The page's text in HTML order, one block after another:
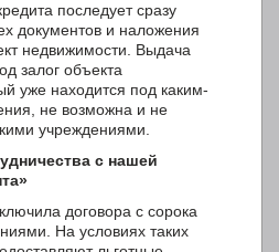
последует сразу
документов и наложения
недвижимости. Выдача
залог объекта
уже находится под каким-
не возможна и не
учреждениями.
с нашей
договора с сорока
На условиях таких